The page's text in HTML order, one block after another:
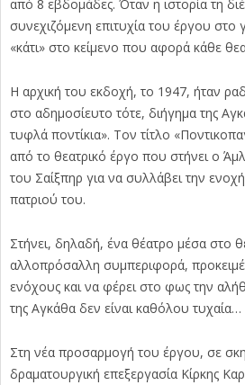
από 8 εβδομάδες. Όταν η ιστορία τη
συνεχιζόμενη επιτυχία του έργου στο
«κάτι» στο κείμενο που αφορά κάθε
Η αρχική του εκδοχή, το 1947, ήταν
στο αδημοσίευτο τότε, διήγημα της
τυφλά ποντίκια». Τον τίτλο
από το θεατρικό έργο που στήνει ο
του Σαίξπηρ για να συλλάβει την
πατριού του.
Στήνει, δηλαδή, ένα θέατρο μέσα στο
αλλοπρόσαλλη συμπεριφορά,
ενόχους και να φέρει στο φως την
της Αγκάθα δεν είναι καθόλου τυχαία…
Στη νέα προσαρμογή του έργου, σε
δραματουργική επεξεργασία Κίρκης